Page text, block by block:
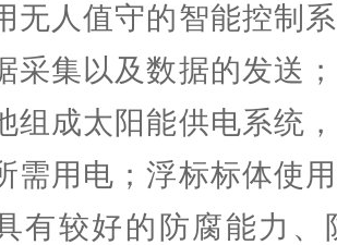
无人值守的智能控制
采集以及数据的发送
组成太阳能供电系统
需用电；浮标标体使
有较好的防腐能力、